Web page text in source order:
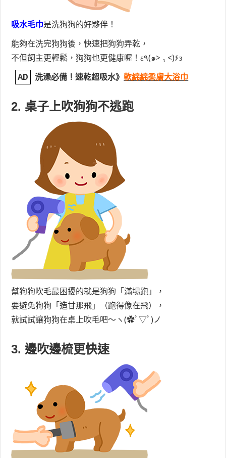
吸水毛巾是洗狗狗的好夥伴！
能夠在洗完狗狗後，快速把狗狗弄乾，
不但飼主更輕鬆，狗狗也更健康喔！ε٩(๑> ₃ <)۶з
AD
洗澡必備！速乾超吸水》軟綿綿柔膚大浴巾
2. 桌子上吹狗狗不逃跑
幫狗狗吹毛最困擾的就是狗狗「滿場跑」，
要避免狗狗「造甘那飛」（跑得像在飛），
就試試讓狗狗在桌上吹毛吧～ヽ(✿ﾟ▽ﾟ)ノ
3. 邊吹邊梳更快速